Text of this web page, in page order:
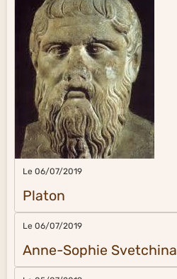
Le 06/07/2019
Platon
Le 06/07/2019
Anne-Sophie Svetchina